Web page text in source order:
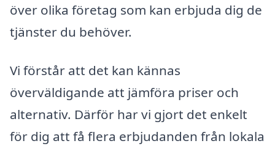
över olika företag som kan erbjuda dig de
tjänster du behöver.
Vi förstår att det kan kännas
överväldigande att jämföra priser och
alternativ. Därför har vi gjort det enkelt
för dig att få flera erbjudanden från lokala